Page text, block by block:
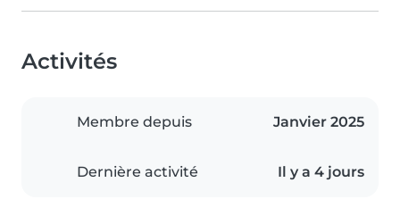
Activités
Membre depuis Janvier 2025
Dernière activité Il y a 4 jours